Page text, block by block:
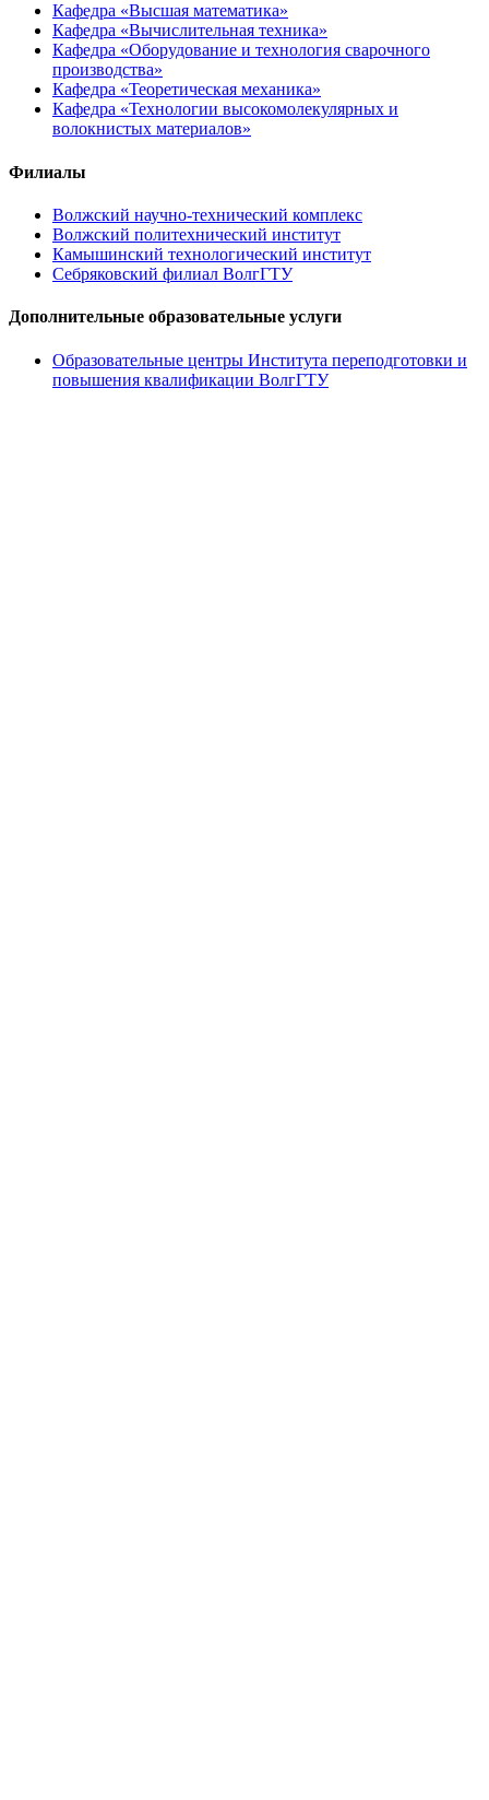
Кафедра «Высшая математика»
Кафедра «Вычислительная техника»
Кафедра «Оборудование и технология сварочного
производства»
Кафедра «Теоретическая механика»
Кафедра «Технологии высокомолекулярных и
волокнистых материалов»
Филиалы
Волжский научно-технический комплекс
Волжский политехнический институт
Камышинский технологический институт
Себряковский филиал ВолгГТУ
Дополнительные образовательные услуги
Образовательные центры Института переподготовки и
повышения квалификации ВолгГТУ